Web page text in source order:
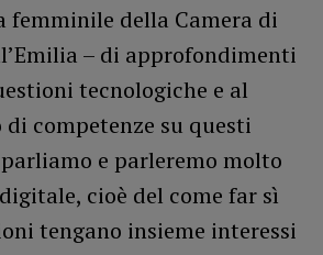
femminile della Camera di
– di approfondimenti
tecnologiche e al
competenze su questi
e parleremo molto
cioè del come far sì
tengano insieme interessi